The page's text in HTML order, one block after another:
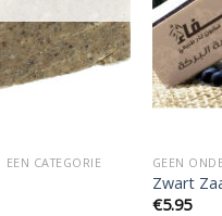
CATEGORIE GEEN
Zwart
€5.95